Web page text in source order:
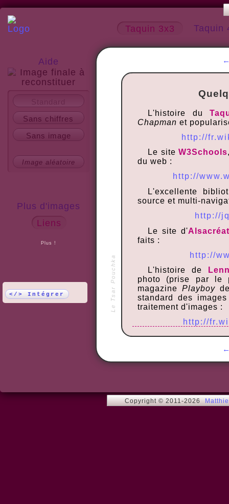
Taquin 3x3 Taquin
Aide
Plus d'images
Liens
Plus !
Sans chiffres
Sans image
Image aléatoire
</> Intégrer Le Tsar Pouchka
L'histoire du
Chapman et
http://
Le siteW3Schools
du web :
http://
L'excellente
source et multi-
http://
Le site d'
faits :
http://
L'histoire de
photo (prise par le
magazine Playboyde
standard des
traitement d'images :
http://
http://
Copyright © 2011-2026